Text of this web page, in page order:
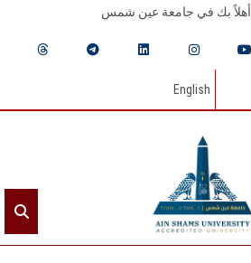
أهلاً بك في جامعة عين شمس
English